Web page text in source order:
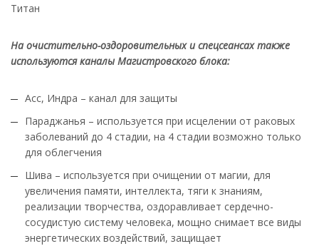
Титан
На очистительно-оздоровительных и спецсеансах также
используются каналы Магистровского блока:
Асс, Индра – канал для защиты
Параджанья – используется при исцелении от раковых
заболеваний до 4 стадии, на 4 стадии возможно только
для облегчения
Шива – используется при очищении от магии, для
увеличения памяти, интеллекта, тяги к знаниям,
реализации творчества, оздоравливает сердечно-
сосудистую систему человека, мощно снимает все виды
энергетических воздействий, защищает